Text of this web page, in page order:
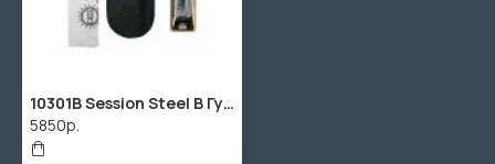
10301B Session Steel B Губная гармошка, Seydel Sohne
5850р.